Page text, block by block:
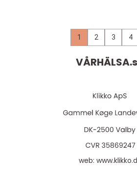
1 2 3 4
VÅRHÄLSA.
web: